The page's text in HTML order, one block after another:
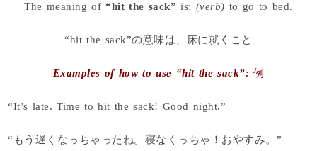
The meaning of“hit the sack” is: (verb) to go to bed.
“hit the sack”の意味は、床に就くこと
Examples of how to use “hit the sack”: 例
“It’s late. Time to hit the sack! Good night.”
“もう遅くなっちゃったね。寝なくっちゃ！おやすみ。”